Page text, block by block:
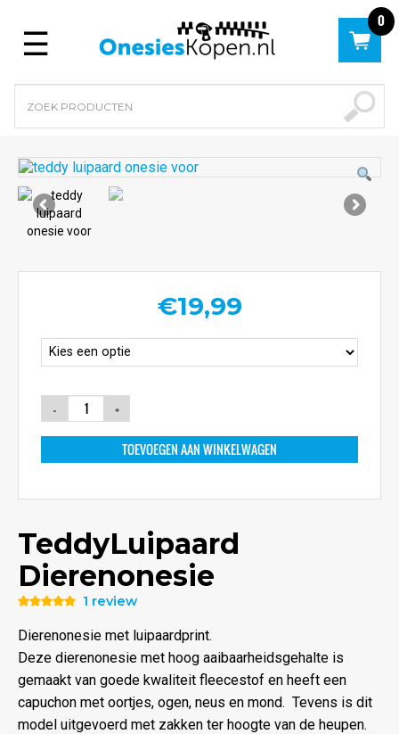
Menu
0
€19,99
TOEVOEGEN AAN WINKELWAGEN
TeddyLuipaard
Dierenonesie
5.00uit 5
1 review
Dierenonesie met luipaardprint.
Deze dierenonesie met hoog aaibaarheidsgehalte is
gemaakt van goede kwaliteit fleecestof en heeft een
capuchon met oortjes, ogen, neus en mond. Tevens is dit
model uitgevoerd met zakken ter hoogte van de heupen.